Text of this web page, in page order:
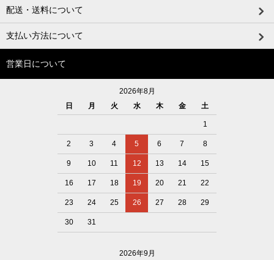
配送・送料について
支払い方法について
営業日について
2026年8月
日
月 火 水 木 金 土
1
2 3 4 5 6 7 8
9 10 11 12 13 14 15
16 17 18 19 20 21 22
23 24 25 26 27 28 29
30 31
2026年9月